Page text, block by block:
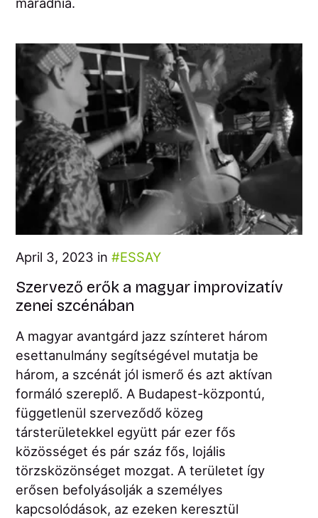
April 3, 2023 in ESSAY
Szervező erők a magyar improvizatív
zenei szcénában
A magyar avantgárd jazz színteret három
esettanulmány segítségével mutatja be
három, a szcénát jól ismerő és azt aktívan
formáló szereplő. A Budapest-központú,
függetlenül szerveződő közeg
társterületekkel együtt pár ezer fős
közösséget és pár száz fős, lojális
törzsközönséget mozgat. A területet így
erősen befolyásolják a személyes
kapcsolódások, az ezeken keresztül